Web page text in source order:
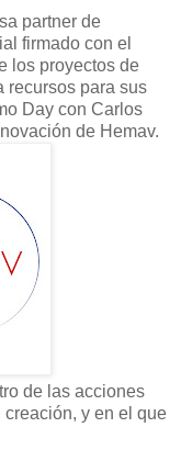
partner de
firmado con el
los proyectos de
recursos para sus
Day con Carlos
de Hemav.
de las acciones
y en el que